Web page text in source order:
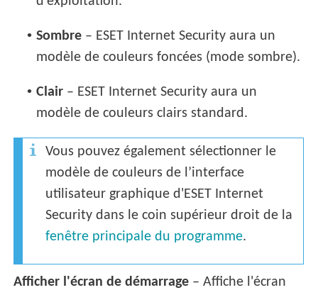
• Sombre – ESET Internet Security aura un
modèle de couleurs foncées (mode sombre).
• Clair – ESET Internet Security aura un
modèle de couleurs clairs standard.
Vous pouvez également sélectionner le
modèle de couleurs de l’interface
utilisateur graphique d'ESET Internet
Security dans le coin supérieur droit de la
fenêtre principale du programme.
Afficher l'écran de démarrage – Affiche l'écran